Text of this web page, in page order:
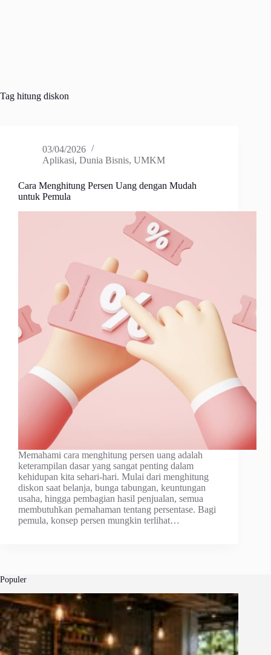
Tag hitung diskon
03/04/2026
Aplikasi, Dunia Bisnis, UMKM
Cara Menghitung Persen Uang dengan Mudah
untuk Pemula
Memahami cara menghitung persen uang adalah
keterampilan dasar yang sangat penting dalam
kehidupan kita sehari-hari. Mulai dari menghitung
diskon saat belanja, bunga tabungan, keuntungan
usaha, hingga pembagian hasil penjualan, semua
membutuhkan pemahaman tentang persentase. Bagi
pemula, konsep persen mungkin terlihat…
Populer